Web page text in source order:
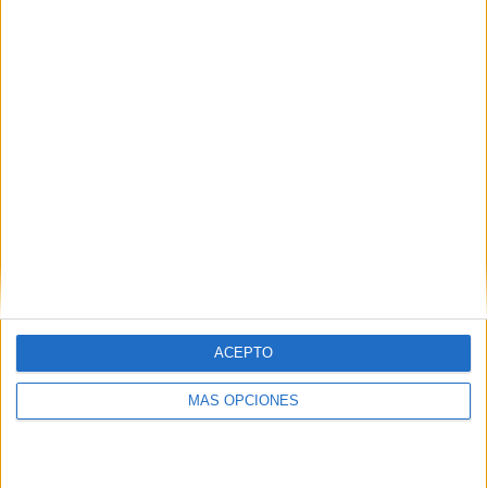
MÁS OPCIONES
ACEPTO
Suscribir